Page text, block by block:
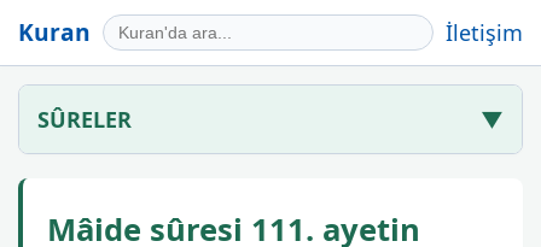
Kuran İletişim
SÛRELER ▼
Mâide sûresi 111. ayetin